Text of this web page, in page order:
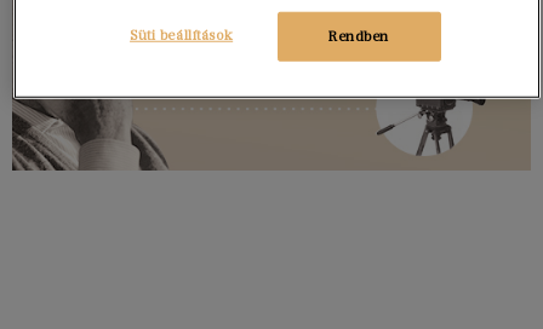
Rendben
Süti beállítások